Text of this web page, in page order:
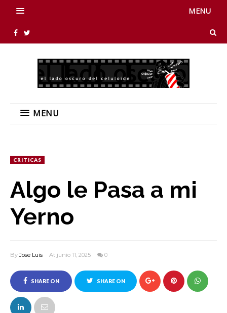
MENU
MENU
CRITICAS
Algo le Pasa a mi
Yerno
ByJose Luis At junio 11, 2025 0
SHARE ON
FACEBOOK
SHARE ON